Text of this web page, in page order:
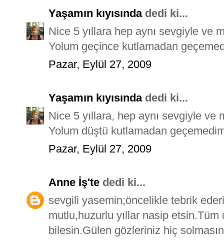
Yaşamın kıyısındadedi ki...
Nice 5 yıllara hep aynı sevgiyle ve
Yolum geçince kutlamadan
Pazar, Eylül 27, 2009
Yaşamın kıyısındadedi ki...
Nice 5 yıllara, hep aynı sevgiyle ve
Yolum düştü kutlamadan
Pazar, Eylül 27, 2009
Anne İş'te dedi ki...
sevgili yasemin;öncelikle tebrik
mutlu,huzurlu yıllar nasip etsin.Tüm
bilesin.Gülen gözleriniz hiç